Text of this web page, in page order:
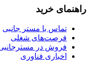
راهنمای خرید
تماس با مستر جانبی
فرصت‌های شغلی
فروش در
اخباری فناوری